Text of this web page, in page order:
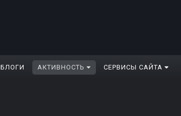
БЛОГИ АКТИВНОСТЬ СЕРВИСЫ САЙТА